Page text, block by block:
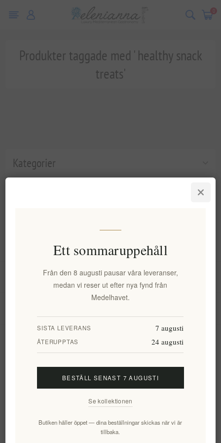
0
Kategorier
Produkter taggade med ' healthy snack
treats'
Mitt konto
Prenumerera Avsluta bevakning
Ett sommaruppehåll
Från den 8 augusti pausar våra leveranser,
medan vi reser ut efter nya fynd från
Medelhavet.
SISTA LEVERANS 7 augusti
ÅTERUPPTAS 24 augusti
BESTÄLL SENAST 7 AUGUSTI
Se kollektionen
Butiken håller öppet — dina beställningar skickas när vi är
tillbaka.